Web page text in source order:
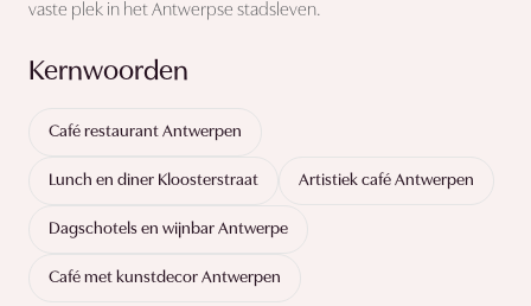
vaste plek in het Antwerpse stadsleven.
Kernwoorden
Café restaurant Antwerpen
Lunch en diner Kloosterstraat Artistiek café Antwerpen
Dagschotels en wijnbar Antwerpe
Café met kunstdecor Antwerpen